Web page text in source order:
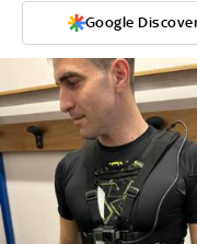
Google